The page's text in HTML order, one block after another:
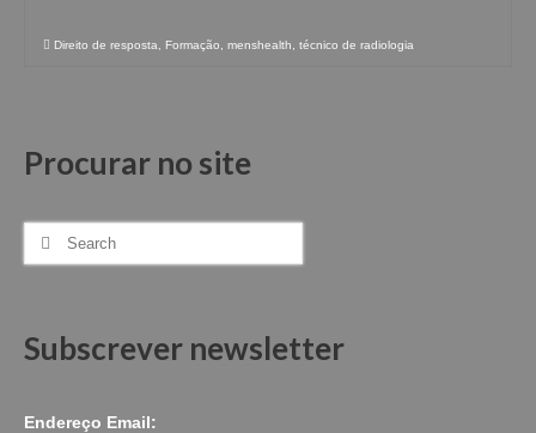
Direito de resposta Formação menshealth técnico de radiologia
Procurar no site
Search
for:
Subscrever newsletter
Endereço Email: